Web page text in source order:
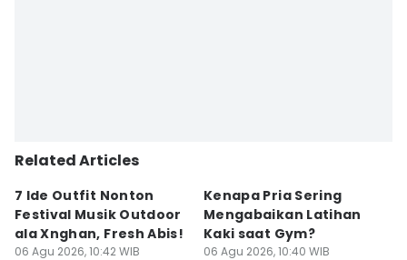
Related Articles
7 Ide Outfit Nonton
Festival Musik Outdoor
ala Xnghan, Fresh Abis!
06 Agu 2026, 10:42 WIB
Kenapa Pria Sering
Mengabaikan Latihan
Kaki saat Gym?
06 Agu 2026, 10:40 WIB